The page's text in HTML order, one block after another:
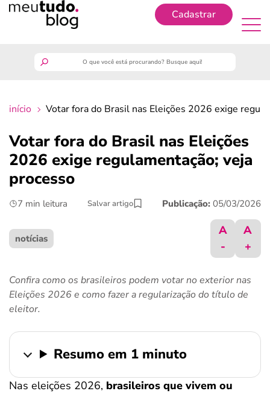
Cadastrar
finanças
benefícios
últimas notícias
ferramentas
início Votar fora do Brasil nas Eleições 2026 exige
Votar fora do Brasil nas Eleições
2026 exige regulamentação; veja
processo
7 min leitura Salvar artigo Publicação: 05/03/2026
notícias
A
-
A
+
Confira como os brasileiros podem votar no exterior nas
Eleições 2026 e como fazer a regularização do título de
eleitor.
Resumo em 1 minuto
Nas eleições 2026, brasileiros que vivem ou